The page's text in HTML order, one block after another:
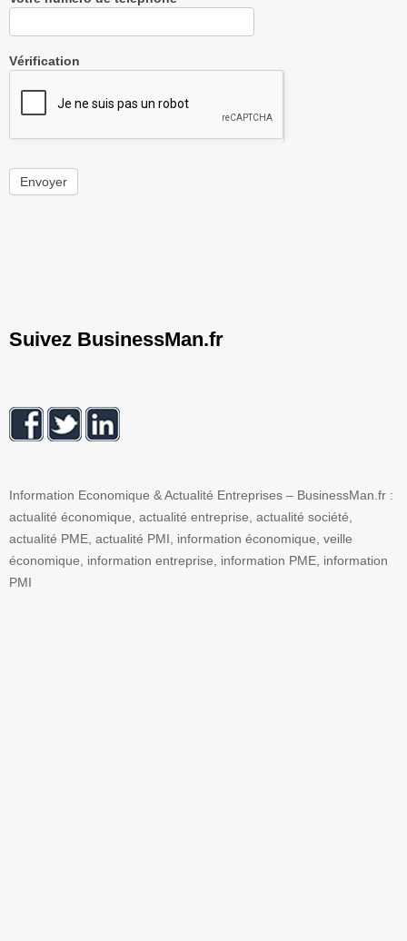
Vérification
Envoyer
Suivez BusinessMan.fr
Information Economique & Actualité Entreprises – BusinessMan.fr :
actualité économique, actualité entreprise, actualité société,
actualité PME, actualité PMI, information économique, veille
économique, information entreprise, information PME, information
PMI